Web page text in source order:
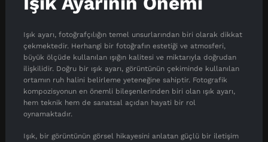
Işık ayarı, fotoğrafçılığın temel unsurlarından biri olarak dikkat
çekmektedir. Herhangi bir fotoğrafın estetiği ve atmosferi,
büyük ölçüde kullanılan ışığın kalitesi ve miktarıyla doğrudan
ilişkilidir. Doğru bir ışık ayarı, görüntünün çekiminde kullanılan
ortamın ruh halini belirleme yeteneğine sahiptir. Fotografik
kompozisyonun en önemli bileşenlerinden biri olan ışık ayarı,
hem teknik hem de sanatsal açıdan hayati bir rol
oynamaktadır.
Işık, bir görüntünün görsel hikayesini anlatan güçlü bir iletişim